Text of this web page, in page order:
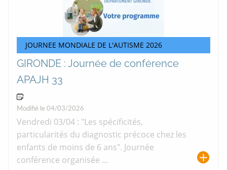
JOURNEE MONDIALE DE L'AUTISME 2026
GIRONDE : Journée de conférence
APAJH 33
Modifié le 04/03/2026
Vendredi 03/04 : "Les spécificités,
particularités du diagnostic précoce chez les
enfants de moins de 6 ans". Journée
conférence organisée ...